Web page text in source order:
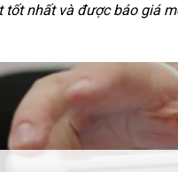
tốt nhất và được báo giá